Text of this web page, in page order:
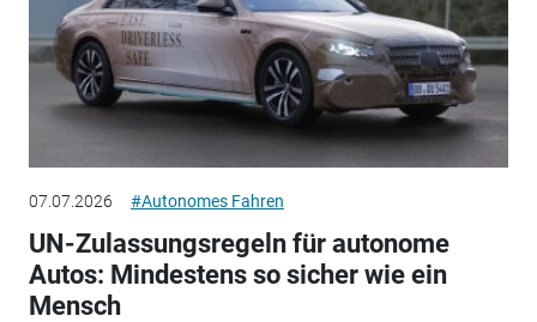
07.07.2026 #Autonomes Fahren
UN-Zulassungsregeln für autonome
Autos: Mindestens so sicher wie ein
Mensch